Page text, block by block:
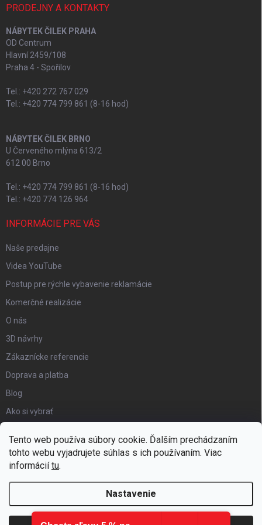
Tento web používa súbory cookie. Ďalším prechádzaním
tohto webu vyjadrujete súhlas s ich používaním. Viac
informáciítu.
Nastavenie
PRODEJNY A KONTAKTY
NÁBYTEK ČILEK PRAHA
OD Centrum
Hlavní 2459/108
Praha 4 - Spořilov
Tel.: +420 272 767 029
Tel.: +420 774 799 861 (8-16 hod)
NÁBYTEK ČILEK BRNO
U Červeného mlýna 613/2
612 00 Brno
Tel.: +420 774 799 861 (8-16 hod)
Tel.: +420 774 126 964
INFORMÁCIE PRE VÁS
Naše predajne
Videa YouTube
Postup pre rýchle vybavenie reklamácie
Komerčné realizácie
O nás
3D návrhy
Zákaznícke referencie
Doprava a platba
Blog
Ako si vybrať
Certifikát kvality
Moja objednávka